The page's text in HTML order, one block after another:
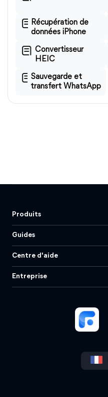
Récupération de
données iPhone
Convertisseur
HEIC
Sauvegarde et
transfert WhatsApp
Produits
Guides
Centre d'aide
Entreprise